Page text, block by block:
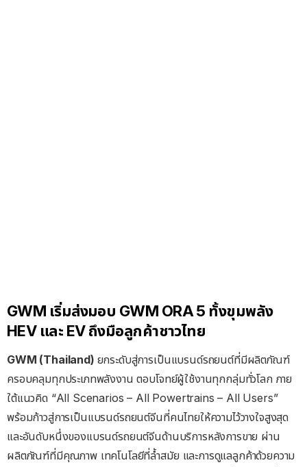
GWM เริ่มส่งมอบ GWM ORA 5 ทั้งขุมพลัง
HEV และ EV ถึงมือลูกค้าชาวไทย
GWM (Thailand) ยกระดับสู่การเป็นแบรนด์รถยนต์ที่มีผลิตภัณฑ์
ครอบคลุมทุกประเภทพลังงาน ตอบโจทย์ผู้ใช้งานทุกกลุ่มทั่วโลก ภาย
ใต้แนวคิด “All Scenarios – All Powertrains – All Users”
พร้อมก้าวสู่การเป็นแบรนด์รถยนต์จีนที่คนไทยให้ความไว้วางใจสูงสุด
และอันดับหนึ่งของแบรนด์รถยนต์จีนด้านบริการหลังการขาย ผ่าน
ผลิตภัณฑ์ที่มีคุณภาพ เทคโนโลยีที่ล้ำสมัย และการดูแลลูกค้าด้วยความ